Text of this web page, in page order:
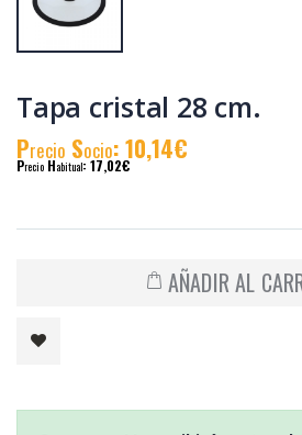
Tapa cristal 28 cm.
Precio Socio: 10,14€
Precio Habitual: 17,02€
AÑADIR AL